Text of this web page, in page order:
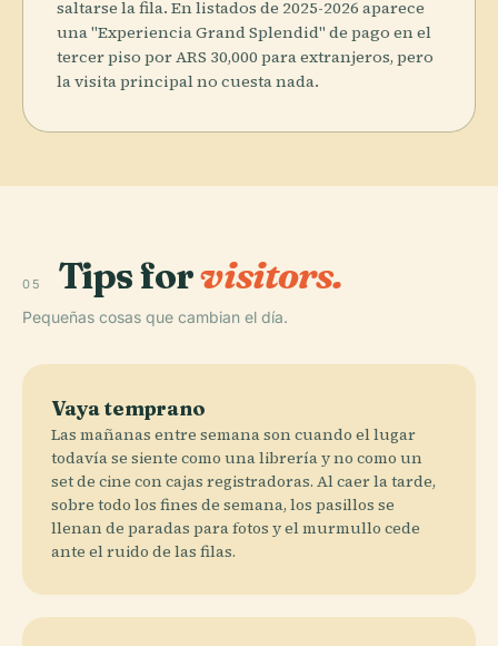
saltarse la fila. En listados de 2025-2026 aparece
una "Experiencia Grand Splendid" de pago en el
tercer piso por ARS 30,000 para extranjeros, pero
la visita principal no cuesta nada.
05 Tips forvisitors.
Pequeñas cosas que cambian el día.
Vaya temprano
Las mañanas entre semana son cuando el lugar
todavía se siente como una librería y no como un
set de cine con cajas registradoras. Al caer la tarde,
sobre todo los fines de semana, los pasillos se
llenan de paradas para fotos y el murmullo cede
ante el ruido de las filas.